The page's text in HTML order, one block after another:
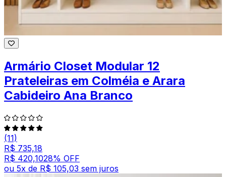
Armário Closet Modular 12
Prateleiras em Colméia e Arara
Cabideiro Ana Branco
(11)
R$ 735,18
R$ 420,1028% OFF
ou 5x de R$ 105,03 sem juros